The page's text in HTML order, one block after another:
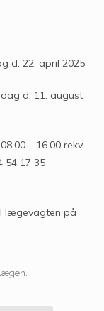
d. 22. april 2025
d. 11. august
– 16.00 rekv.
54 17 35
lægevagten på